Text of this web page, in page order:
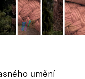
umění